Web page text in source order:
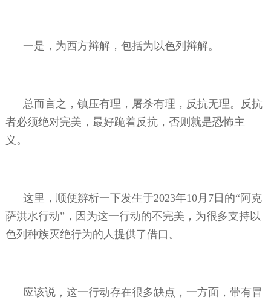
一是，为西方辩解，包括为以色列辩解。
总而言之，镇压有理，屠杀有理，反抗无理。反抗
者必须绝对完美，最好跪着反抗，否则就是恐怖主
义。
这里，顺便辨析一下发生于2023年10 月 7日的“阿克
萨洪水行动”，因为这一行动的不完美，为很多支持以
色列种族灭绝行为的人提供了借口。
应该说，这一行动存在很多缺点，一方面，带有冒